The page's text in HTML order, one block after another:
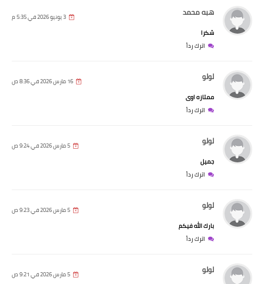
هبه محمد 3 يونيو 2026 في 5:35 م
شكرا
اترك رداً
لولو 16 مارس 2026 في 8:36 ص
ممتازه اوى
اترك رداً
لولو 5 مارس 2026 في 9:24 ص
جميل
اترك رداً
لولو 5 مارس 2026 في 9:23 ص
بارك الله فيكم
اترك رداً
لولو 5 مارس 2026 في 9:21 ص